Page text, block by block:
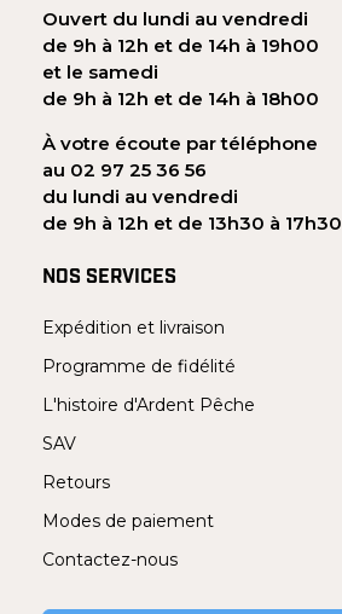
Ouvert du lundi au vendredi
de 9h à 12h et de 14h à 19h00
et le samedi
de 9h à 12h et de 14h à 18h00
À votre écoute par téléphone
au 02 97 25 36 56
du lundi au vendredi
de 9h à 12h et de 13h30 à 17h30
NOS SERVICES
Expédition et livraison
Programme de fidélité
L'histoire d'Ardent Pêche
SAV
Retours
Modes de paiement
Contactez-nous